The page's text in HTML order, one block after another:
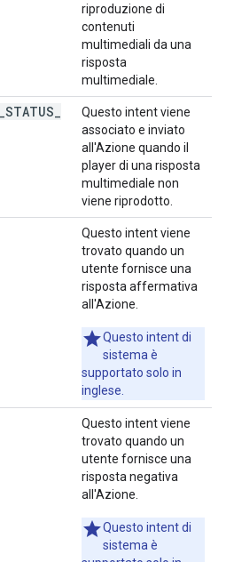
riproduzione di
contenuti
multimediali da una
risposta
multimediale.
STATUS
Questo intent viene
associato e inviato
all'Azione quando il
player di una risposta
multimediale non
viene riprodotto.
Questo intent viene
trovato quando un
utente fornisce una
risposta affermativa
all'Azione.
Questo intent di
sistema è
supportato solo in
inglese.
Questo intent viene
trovato quando un
utente fornisce una
risposta negativa
all'Azione.
Questo intent di
sistema è